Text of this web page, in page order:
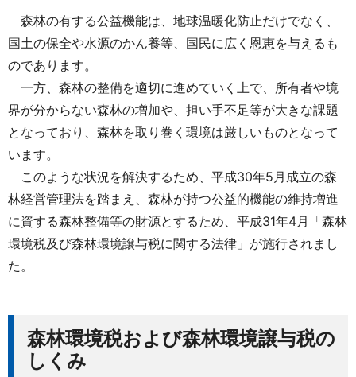
森林の有する公益機能は、地球温暖化防止だけでなく、
国土の保全や水源のかん養等、国民に広く恩恵を与えるも
のであります。
一方、森林の整備を適切に進めていく上で、所有者や境
界が分からない森林の増加や、担い手不足等が大きな課題
となっており、森林を取り巻く環境は厳しいものとなって
います。
このような状況を解決するため、平成30年5月成立の森
林経営管理法を踏まえ、森林が持つ公益的機能の維持増進
に資する森林整備等の財源とするため、平成31年4月「森林
環境税及び森林環境譲与税に関する法律」が施行されまし
た。
森林環境税および森林環境譲与税の
しくみ